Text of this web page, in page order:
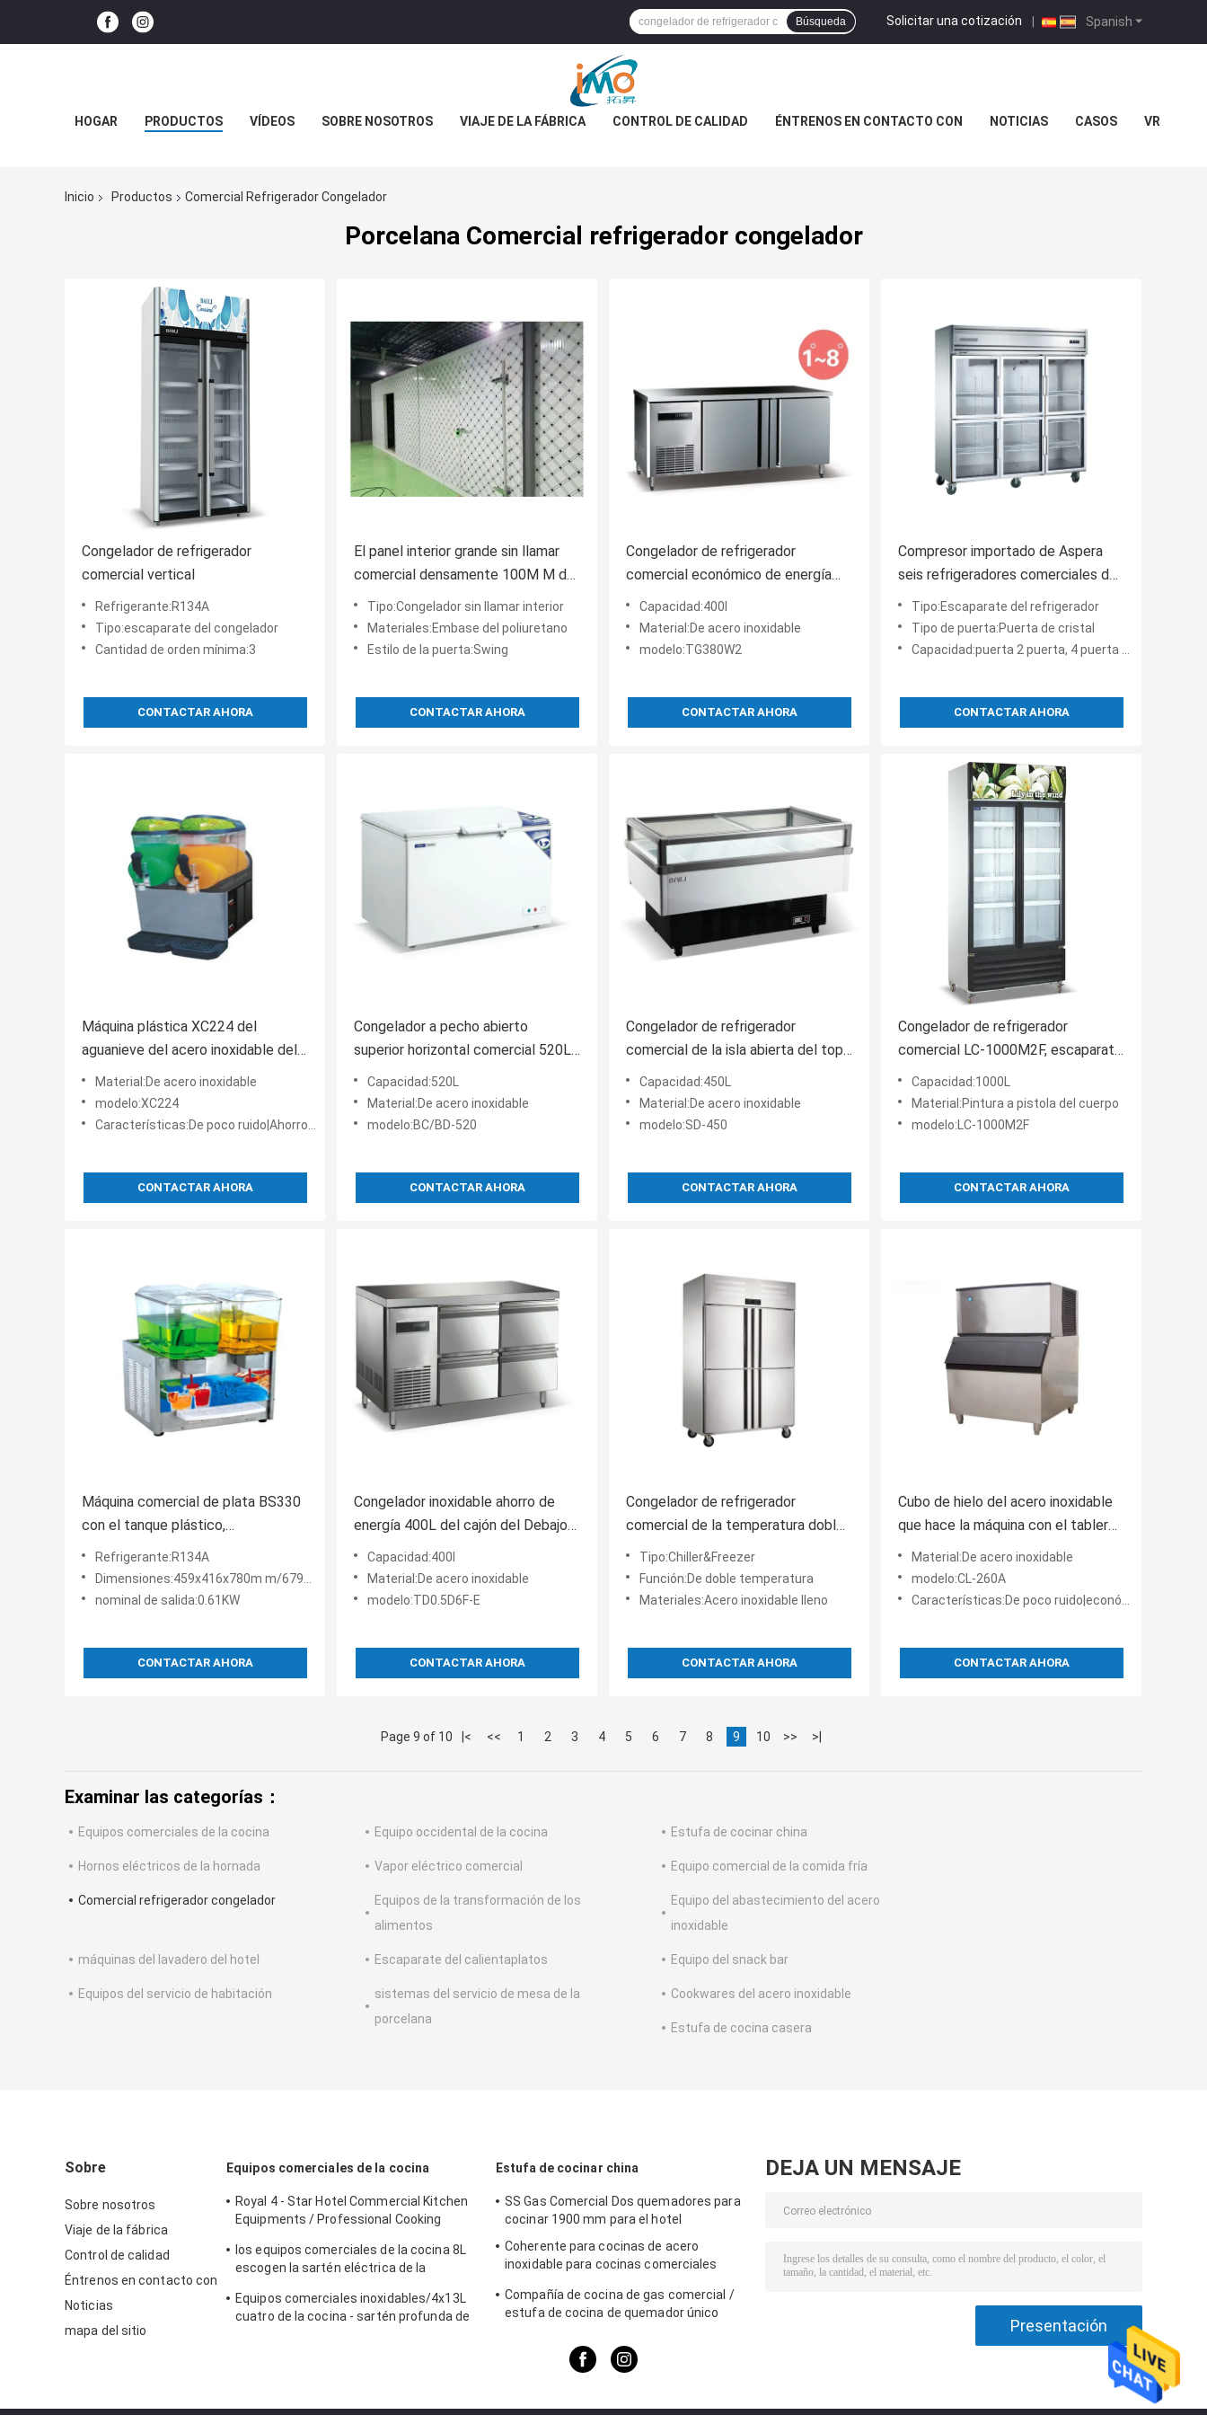
Spanish
Solicitar una cotización |
Búsqueda
HOGAR PRODUCTOS VÍDEOS SOBRE NOSOTROS VIAJE DE LA FÁBRICA CONTROL DE CALIDAD ÉNTRENOS EN CONTACTO CON NOTICIAS CASOS VR
Inicio Productos Comercial Refrigerador Congelador
Porcelana Comercial refrigerador congelador
Congelador de refrigerador
comercial vertical
Refrigerante:R134A
Tipo:escaparate del congelador
Cantidad de orden mínima:3
CONTACTAR AHORA
El panel interior grande sin llamar
comercial densamente 100M M del
poliuretano del aislamiento de la
cámara fría del congelador de
refrigerador
Tipo:Congelador sin llamar interior
Materiales:Embase del poliuretano
Estilo de la puerta:Swing
CONTACTAR AHORA
Congelador de refrigerador
comercial económico de energía
TG380W2, refrigerador del Debajo-
Contador
Capacidad:400l
Material:De acero inoxidable
modelo:TG380W2
CONTACTAR AHORA
Compresor importado de Aspera
seis refrigeradores comerciales de
la cocina de la puerta del vidrio con
cuatro echadores móviles
Tipo:Escaparate del refrigerador
Tipo de puerta:Puerta de cristal
Capacidad:puerta 2 puerta, 4 puerta y 6
CONTACTAR AHORA
Máquina plástica XC224 del
aguanieve del acero inoxidable del
Dos-Tanque para la barra de los
snacks
Material:De acero inoxidable
modelo:XC224
Características:De poco ruido|Ahorro de energía|aislamiento|ahorro de energía
CONTACTAR AHORA
Congelador a pecho abierto
superior horizontal comercial 520L
para la cocina con capa de la
espuma
Capacidad:520L
Material:De acero inoxidable
modelo:BC/BD-520
CONTACTAR AHORA
Congelador de refrigerador
comercial de la isla abierta del top
450L para la tienda, pintura blanca
Capacidad:450L
Material:De acero inoxidable
modelo:SD-450
CONTACTAR AHORA
Congelador de refrigerador
comercial LC-1000M2F, escaparate
vertical con la puerta de cristal
Capacidad:1000L
Material:Pintura a pistola del cuerpo
modelo:LC-1000M2F
CONTACTAR AHORA
Máquina comercial de plata BS330
con el tanque plástico,
459x416x780m m del dispensador
del jugo
Refrigerante:R134A
Dimensiones:459x416x780m m/679x416x780m m
nominal de salida:0.61KW
CONTACTAR AHORA
Congelador inoxidable ahorro de
energía 400L del cajón del Debajo-
Contador para la comida congelada
Capacidad:400l
Material:De acero inoxidable
modelo:TD0.5D6F-E
CONTACTAR AHORA
Congelador de refrigerador
comercial de la temperatura doble
con 4 temporeros sólidos de las
puertas. Gama 0~-15°C/8~-10°C
Tipo:Chiller&Freezer
Función:De doble temperatura
Materiales:Acero inoxidable lleno
CONTACTAR AHORA
Cubo de hielo del acero inoxidable
que hace la máquina con el tablero
plástico para la barra de los snacks
Material:De acero inoxidable
modelo:CL-260A
Características:De poco ruido|económico de energía|aislamiento|ahorro de energía
CONTACTAR AHORA
Page 9 of 10 |< << 1 2 3 4 5 6 7 8 9 10 >> >|
Examinar las categorías：
Equipos comerciales de la cocina Equipo occidental de la cocina Estufa de cocinar china
Hornos eléctricos de la hornada Vapor eléctrico comercial Equipo comercial de la comida fría
Comercial refrigerador congelador
Equipos de la transformación de los
alimentos
Equipo del abastecimiento del acero
inoxidable
máquinas del lavadero del hotel Escaparate del calientaplatos Equipo del snack bar
Equipos del servicio de habitación
sistemas del servicio de mesa de la
porcelana
Cookwares del acero inoxidable
Estufa de cocina casera
Sobre
Sobre nosotros
Viaje de la fábrica
Control de calidad
Éntrenos en contacto con
Noticias
mapa del sitio
Equipos comerciales de la cocina
Royal 4 - Star Hotel Commercial Kitchen
Equipments / Professional Cooking
los equipos comerciales de la cocina 8L
escogen la sartén eléctrica de la
profunda de la sartén
Equipos comerciales inoxidables/4x13L
cuatro de la cocina - sartén profunda de
Estufa de cocinar china
SS Gas Comercial Dos quemadores para
cocinar 1900 mm para el hotel
Coherente para cocinas de acero
inoxidable para cocinas comerciales
Compañía de cocina de gas comercial /
estufa de cocina de quemador único
DEJA UN MENSAJE